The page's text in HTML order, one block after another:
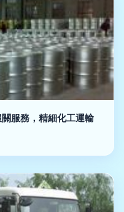
服務，精細化工運輸